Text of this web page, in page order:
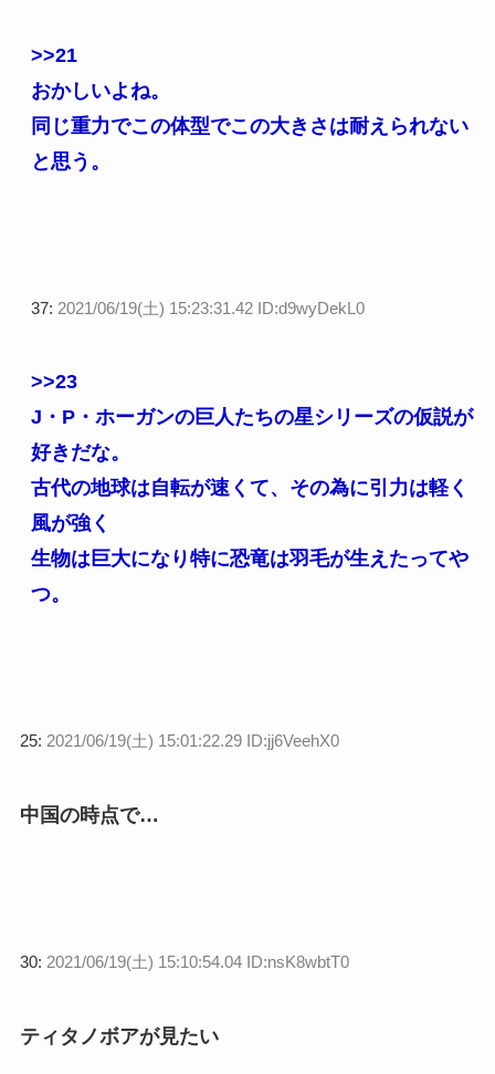
>>21
おかしいよね。
同じ重力でこの体型でこの大きさは耐えられない
と思う。
37: 2021/06/19(土) 15:23:31.42 ID:d9wyDekL0
>>23
J・P・ホーガンの巨人たちの星シリーズの仮説が
好きだな。
古代の地球は自転が速くて、その為に引力は軽く
風が強く
生物は巨大になり特に恐竜は羽毛が生えたってや
つ。
25: 2021/06/19(土) 15:01:22.29 ID:jj6VeehX0
中国の時点で…
30: 2021/06/19(土) 15:10:54.04 ID:nsK8wbtT0
ティタノボアが見たい